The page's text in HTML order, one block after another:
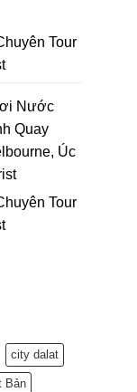
Tour
Nước
Quay
Úc
Tour
city dalat
Bản